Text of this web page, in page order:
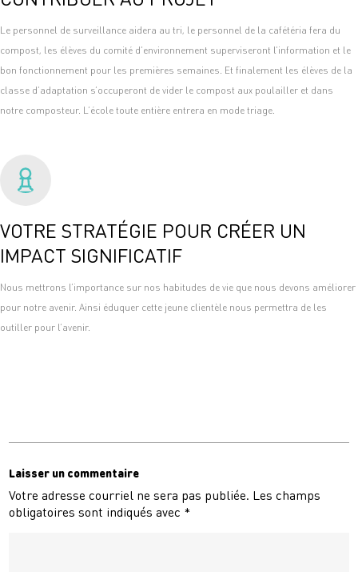
Le personnel de surveillance aidera au tri, le personnel de la cafétéria fera du
compost, les élèves du comité d’environnement superviseront l’information et le
bon fonctionnement pour les premières semaines. Et finalement les élèves de la
classe d’adaptation s’occuperont de vider le compost aux poulailler et dans
notre composteur. L’école toute entière entrera en mode triage.
VOTRE STRATÉGIE POUR CRÉER UN
IMPACT SIGNIFICATIF
Nous mettrons l’importance sur nos habitudes de vie que nous devons améliorer
pour notre avenir. Ainsi éduquer cette jeune clientèle nous permettra de les
outiller pour l’avenir.
Laisser un commentaire
Votre adresse courriel ne sera pas publiée. Les champs
obligatoires sont indiqués avec *